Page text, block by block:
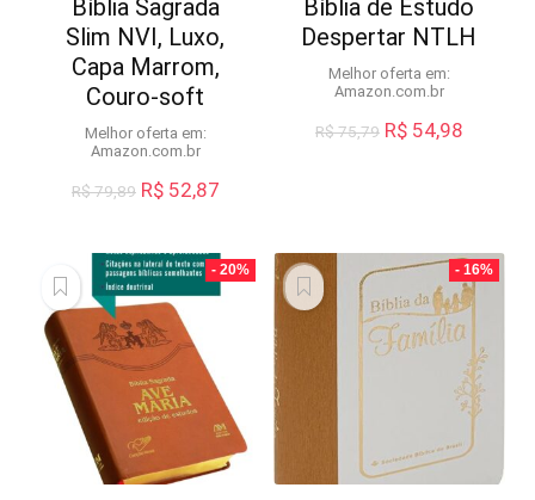
Bíblia Sagrada
Slim NVI, Luxo,
Capa Marrom,
Couro-soft
Melhor oferta em:
Amazon.com.br
R$79,89 O
era:
R$ 79,89.
R$52,87O
é:
R$ 52,87.
Bíblia de Estudo
Despertar NTLH
Melhor oferta em:
Amazon.com.br
R$75,79 O
R$54,98O
- 20% - 16%